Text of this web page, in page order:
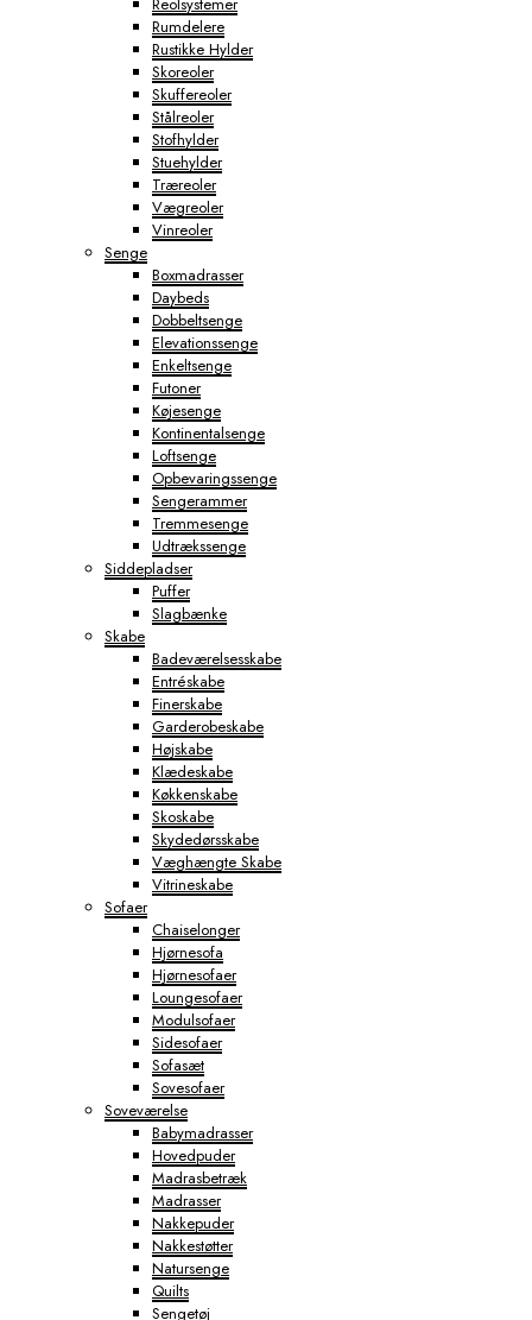
Rumdelere
Rustikke Hylder
Skoreoler
Skuffereoler
Stålreoler
Stofhylder
Stuehylder
Træreoler
Vægreoler
Vinreoler
Senge
Boxmadrasser
Daybeds
Dobbeltsenge
Elevationssenge
Enkeltsenge
Futoner
Køjesenge
Kontinentalsenge
Loftsenge
Opbevaringssenge
Sengerammer
Tremmesenge
Udtrækssenge
Siddepladser
Puffer
Slagbænke
Skabe
Badeværelsesskabe
Entréskabe
Finerskabe
Garderobeskabe
Højskabe
Klædeskabe
Køkkenskabe
Skoskabe
Skydedørsskabe
Væghængte Skabe
Vitrineskabe
Sofaer
Chaiselonger
Hjørnesofa
Hjørnesofaer
Loungesofaer
Modulsofaer
Sidesofaer
Sofasæt
Sovesofaer
Soveværelse
Babymadrasser
Hovedpuder
Madrasbetræk
Madrasser
Nakkepuder
Nakkestøtter
Natursenge
Quilts
Sengetøj